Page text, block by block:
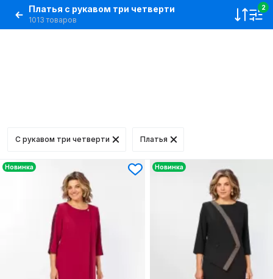
Платья с рукавом три четверти
1013 товаров
2
С рукавом три четверти Платья
Новинка Новинка